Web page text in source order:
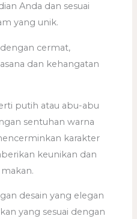
Anda dan sesuai
yang unik.
cermat,
dan kehangatan
putih atau abu-abu
sentuhan warna
karakter
keunikan dan
desain yang elegan
yang sesuai dengan